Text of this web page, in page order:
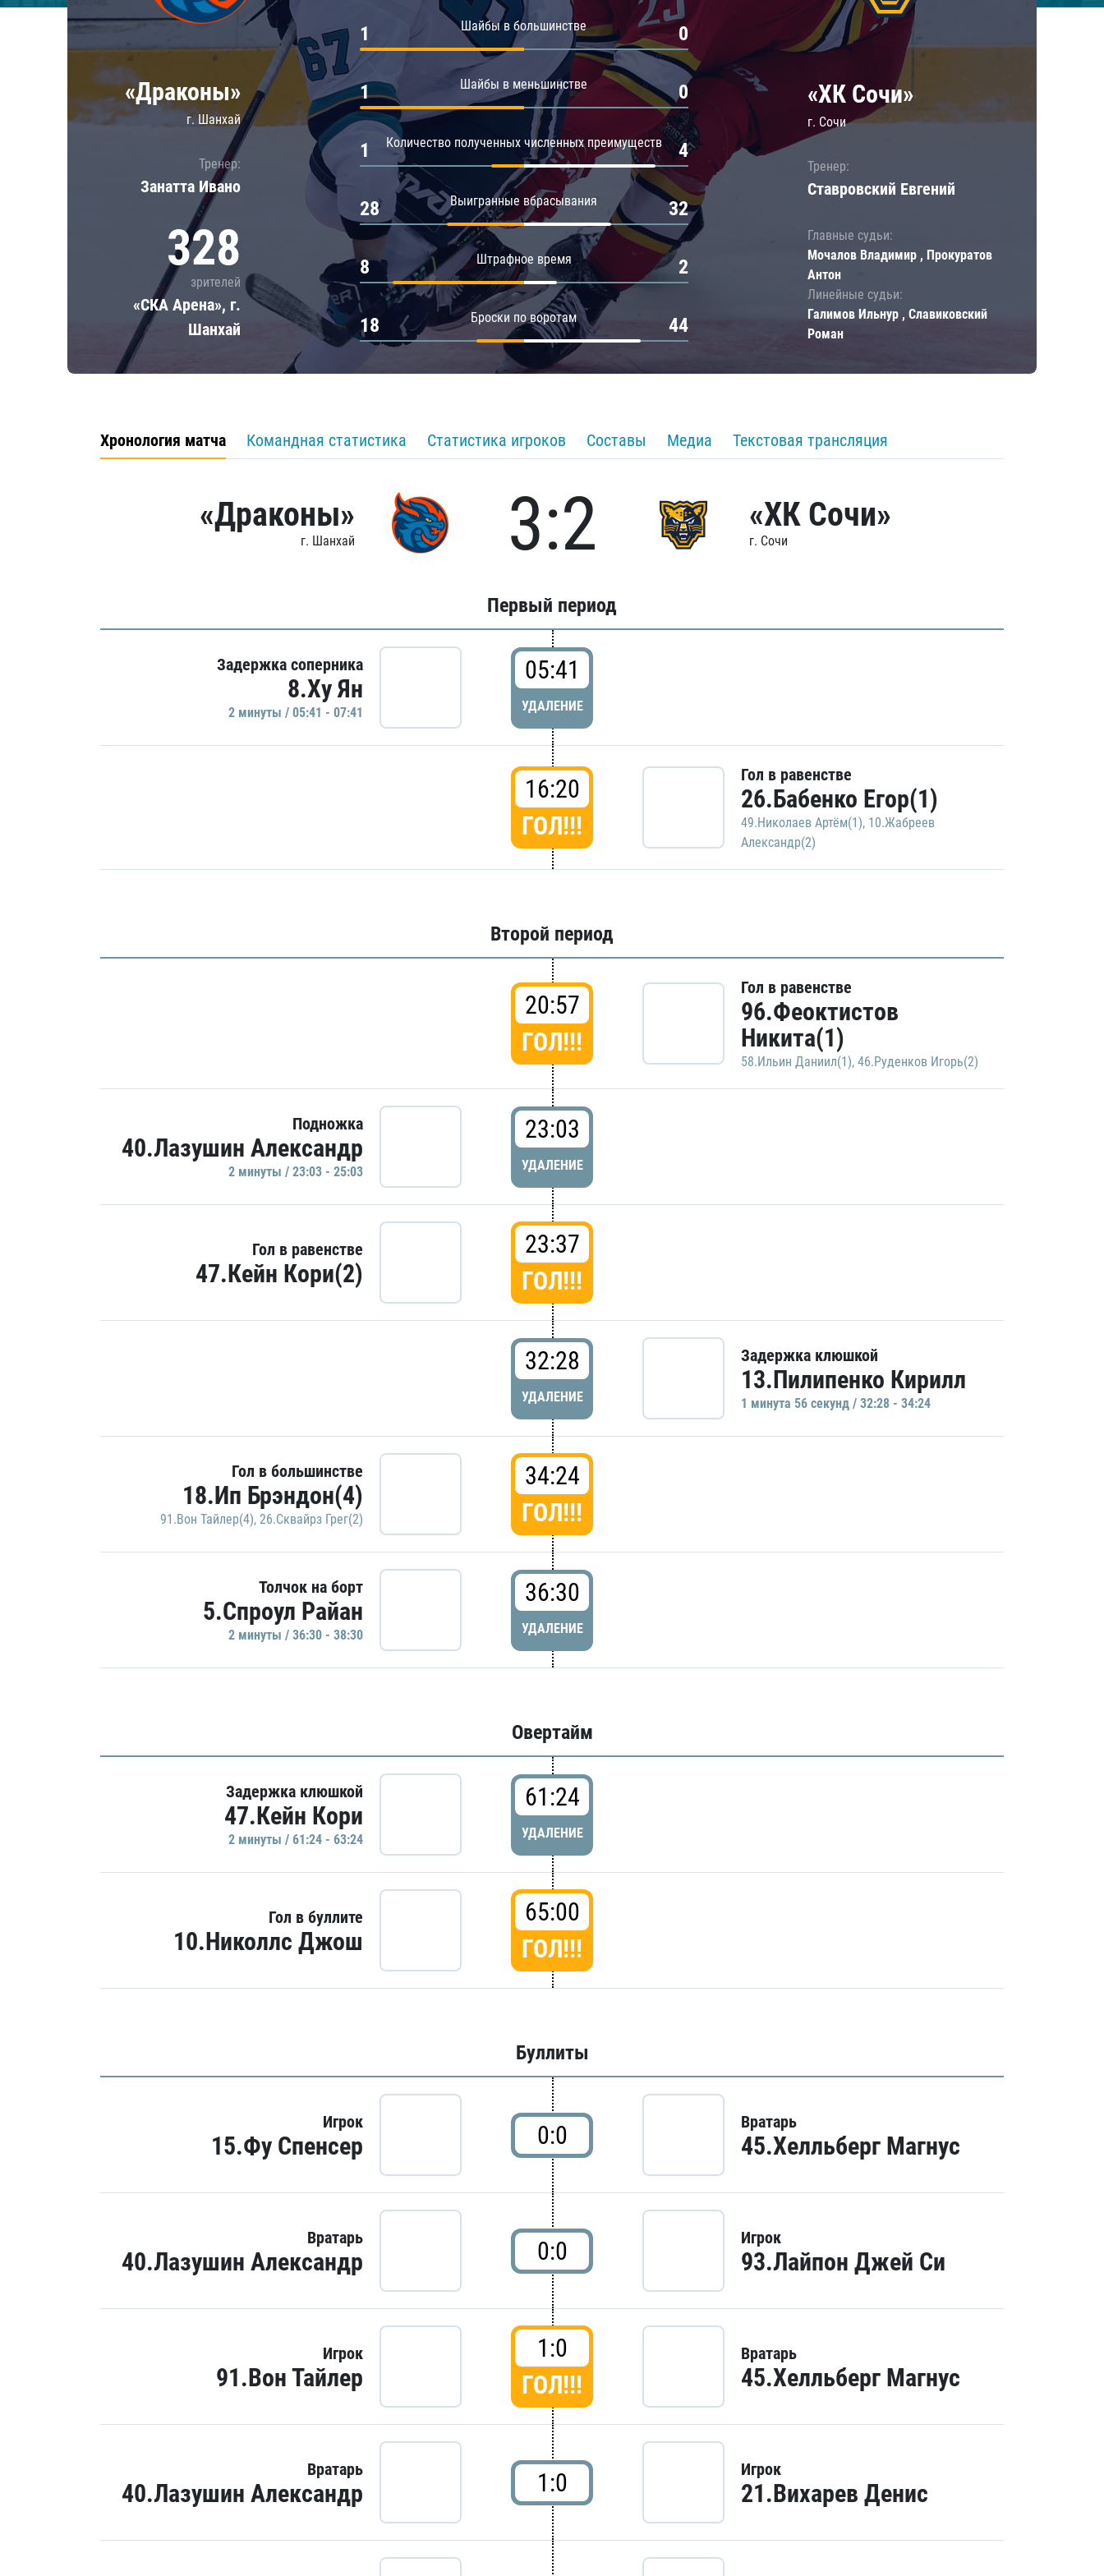
Локомотив
Шанхайские Драконы
Амур
Барыс
Салават Юлаев
«Драконы»
г. Шанхай
Тренер:
Занатта Иванo
328
зрителей
«СКА Арена», г.
Шанхай
Шайбы в большинстве
1 0
Шайбы в меньшинстве
1 0
Количество полученных численных преимуществ
1 4
Выигранные вбрасывания
28 32
Штрафное время
8 2
Броски по воротам
18 44
«ХК Сочи»
г. Сочи
Тренер:
Ставровский Евгений
Главные судьи:
Мочалов Владимир , Прокуратов
Антон
Линейные судьи:
Галимов Ильнур , Славиковский
Роман
Хронология матча Командная статистика Статистика игроков Составы Медиа Текстовая трансляция
«Драконы»
г. Шанхай 3:2 «ХК Сочи»
г. Сочи
Первый период
Задержка соперника
8.Ху Ян
2 минуты / 05:41 - 07:41
05:41
УДАЛЕНИЕ
16:20
ГОЛ!!!
Гол в равенстве
26.Бабенко Егор(1)
49.Николаев Артём(1), 10.Жабреев
Александр(2)
Второй период
20:57
ГОЛ!!!
Гол в равенстве
96.Феоктистов
Никита(1)
58.Ильин Даниил(1), 46.Руденков Игорь(2)
Подножка
40.Лазушин Александр
2 минуты / 23:03 - 25:03
23:03
УДАЛЕНИЕ
Гол в равенстве
47.Кейн Кори(2)
23:37
ГОЛ!!!
32:28
УДАЛЕНИЕ
Задержка клюшкой
13.Пилипенко Кирилл
1 минутa 56 секунд / 32:28 - 34:24
Гол в большинстве
18.Ип Брэндон(4)
91.Вон Тайлер(4), 26.Сквайрз Грег(2)
34:24
ГОЛ!!!
Толчок на борт
5.Спроул Райан
2 минуты / 36:30 - 38:30
36:30
УДАЛЕНИЕ
Овертайм
Задержка клюшкой
47.Кейн Кори
2 минуты / 61:24 - 63:24
61:24
УДАЛЕНИЕ
Гол в буллите
10.Николлс Джош
65:00
ГОЛ!!!
Буллиты
Игрок
15.Фу Спенсер 0:0 Вратарь
45.Хелльберг Магнус
Вратарь
40.Лазушин Александр 0:0 Игрок
93.Лайпон Джей Си
Игрок
91.Вон Тайлер
1:0
ГОЛ!!!
Вратарь
45.Хелльберг Магнус
Вратарь
40.Лазушин Александр 1:0 Игрок
21.Вихарев Денис